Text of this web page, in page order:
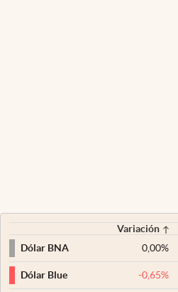
Variación
Dólar BNA
0,00%
Dólar Blue -0,65%